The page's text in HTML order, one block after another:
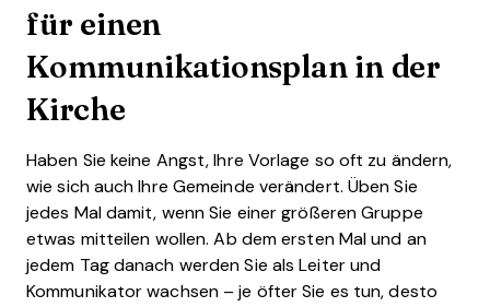
für einen
Kommunikationsplan in der
Kirche
Haben Sie keine Angst, Ihre Vorlage so oft zu ändern,
wie sich auch Ihre Gemeinde verändert. Üben Sie
jedes Mal damit, wenn Sie einer größeren Gruppe
etwas mitteilen wollen. Ab dem ersten Mal und an
jedem Tag danach werden Sie als Leiter und
Kommunikator wachsen – je öfter Sie es tun, desto